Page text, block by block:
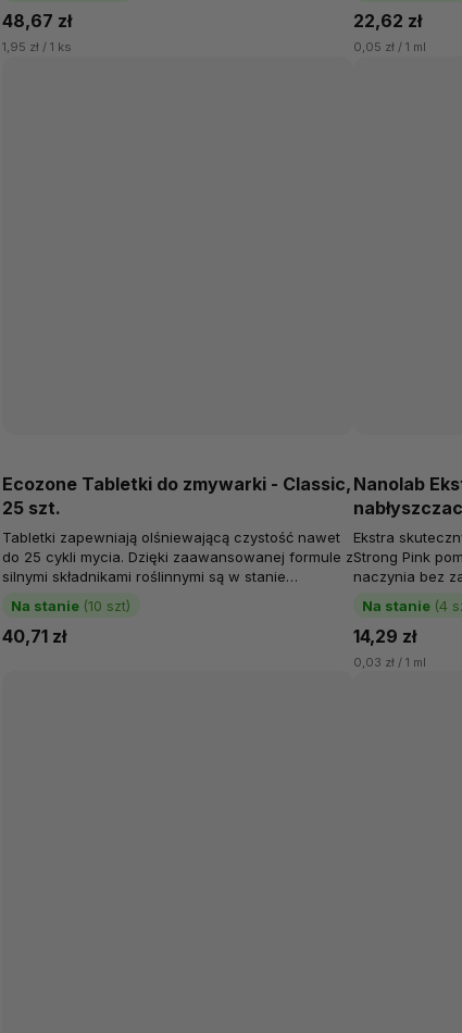
48,67 zł
1,95 zł / 1 ks
22,62 zł
0,05 zł / 1 ml
Ecozone Tabletki do zmywarki - Classic,
25 szt.
Na stanie (10 szt)
40,71 zł
Tabletki zapewniają olśniewającą czystość nawet
do 25 cykli mycia. Dzięki zaawansowanej formule z
silnymi składnikami roślinnymi są w stanie
rozpuścić nawet zaschnięte i...
Nanolab
Na stanie (4
14,29 zł
0,03 zł / 1 ml
Ekstra
Strong Pink
naczynia bez
aktywnie